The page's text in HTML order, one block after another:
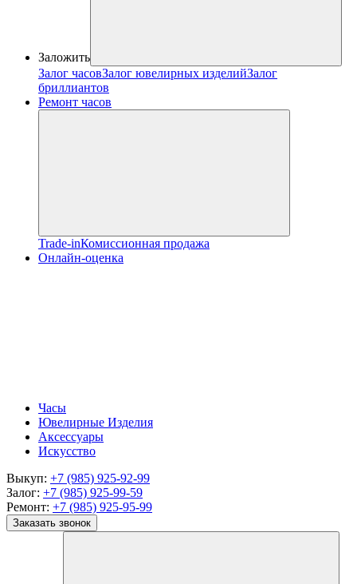
Заложить
Залог часовЗалог ювелирных изделийЗалог
бриллиантов
Ремонт часов
Trade-inКомиссионная продажа
Онлайн-оценка
Часы
Ювелирные Изделия
Аксессуары
Искусство
Выкуп: +7 (985) 925-92-99
Залог: +7 (985) 925-99-59
Ремонт: +7 (985) 925-95-99
Заказать звонок